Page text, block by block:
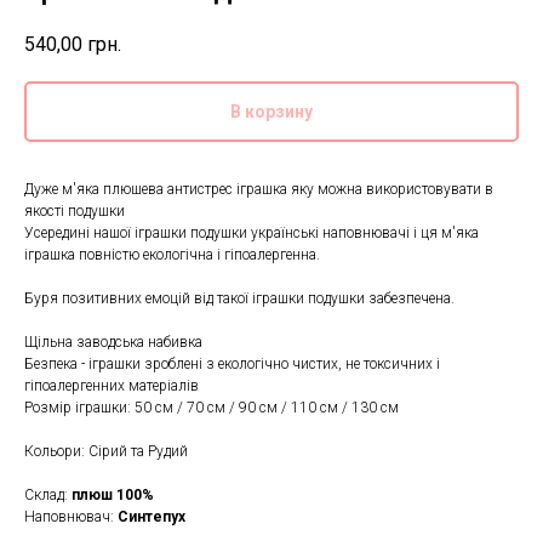
540,00 грн.
В корзину
Дуже м'яка плюшева антистрес іграшка яку можна використовувати в
якості подушки
Усередині нашої іграшки подушки українські наповнювачі і ця м'яка
іграшка повністю екологічна і гіпоалергенна.
Буря позитивних емоцій від такої іграшки подушки забезпечена.
Щільна заводська набивка
Безпека - іграшки зроблені з екологічно чистих, не токсичних і
гіпоалергенних матеріалів
Розмір іграшки: 50 см / 70 см / 90 см / 110 см / 130 см
Кольори: Сірий та Рудий
Склад: плюш 100%
Наповнювач: Синтепух